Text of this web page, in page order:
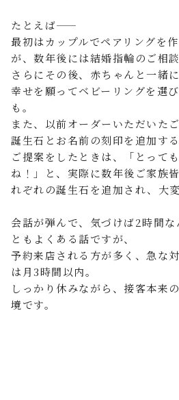
たとえば――
最初はカップルでペアリングを
が、数年後には結婚指輪のご相
さらにその後、赤ちゃんと一緒
幸せを願ってベビーリングを選
も。
また、以前オーダーいただいた
誕生石とお名前の刻印を追加す
ご提案をしたときは、「とって
ね！」と、実際に数年後ご家族
れぞれの誕生石を追加され、大
会話が弾んで、気づけば2時間
ともよくある話ですが、
予約来店される方が多く、急な
は月3時間以内。
しっかり休みながら、接客本来
境です。